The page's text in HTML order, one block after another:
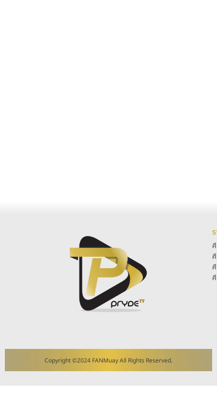
Copyright ©2024 FANMuay All Rights Reserved.